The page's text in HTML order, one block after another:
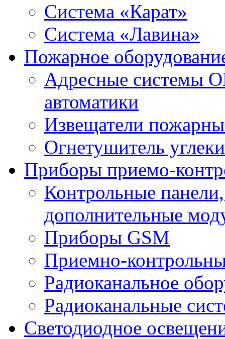
Система «Карат»
Система «Лавина»
Пожарное
Адресные системы
автоматики
Извещатели
Огнетушитель
Приборы приемо-
Контрольные
дополнительные
Приборы GSM
Приемно-
Радиоканальное
Радиоканальные
Светодиодное